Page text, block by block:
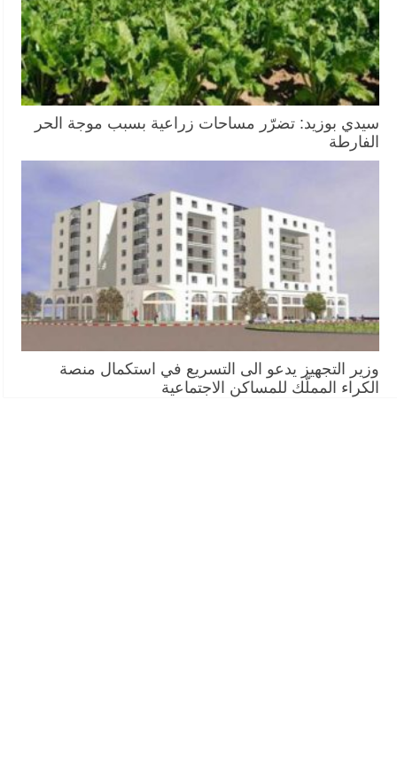
سيدي بوزيد: تضرّر مساحات زراعية بسبب موجة الحر
الفارطة
وزير التجهيز يدعو الى التسريع في استكمال منصة
الكراء المملّك للمساكن الاجتماعية